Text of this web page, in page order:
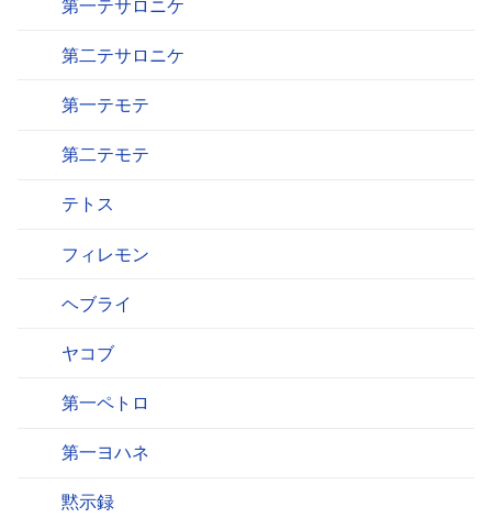
第一テサロニケ
第二テサロニケ
第一テモテ
第二テモテ
テトス
フィレモン
ヘブライ
ヤコブ
第一ペトロ
第一ヨハネ
黙示録